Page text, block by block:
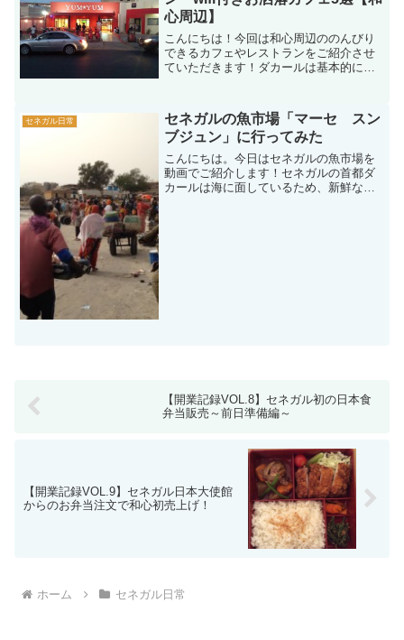
心周辺】
こんにちは！今回は和心周辺ののんびり
できるカフェやレストランをご紹介させ
ていただきます！ダカールは基本的には
コンが効いたカフェで冷たい飲み物でも
飲みながらのんびりし...
セネガル日常
セネガルの魚市場「マーセ スン
ブジュン」に行ってみた
こんにちは。今日はセネガルの魚市場を
動画でご紹介します！セネガルの首都ダ
カールは海に面しているため、新鮮な魚
【開業記録VOL.8】セネガル初の日本食
弁当販売～前日準備編～
【開業記録VOL.9】セネガル日本大使館
からのお弁当注文で和心初売上げ！
ホーム セネガル日常